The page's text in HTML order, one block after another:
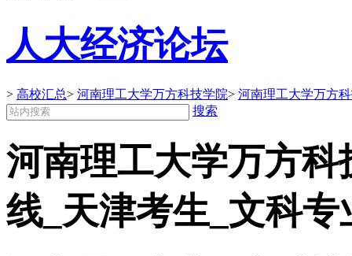
人大经济论坛
> 高校汇总> 河南理工大学万方科技学院> 河南理工大学万方
搜索
河南理工大学万方科
线_天津考生_文科